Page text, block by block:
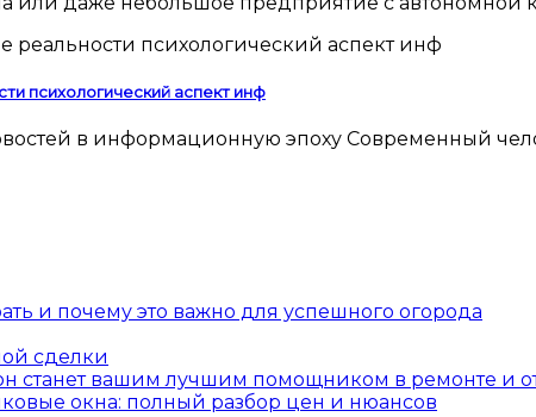
психологический аспект инф
и почему это важно для успешного огорода
сделки
станет вашим лучшим помощником в ремонте и
окна: полный разбор цен и нюансов